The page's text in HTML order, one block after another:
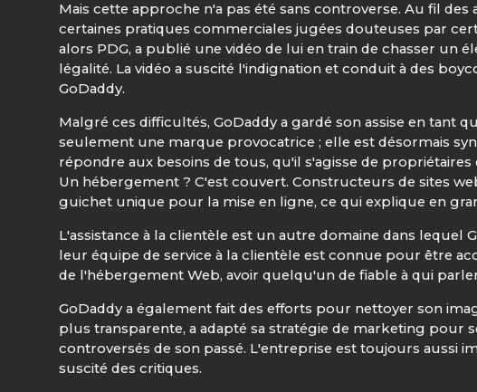
Mais cette approche n'a pas été sans controverse. Au fil
certaines pratiques commerciales jugées douteuses par
alors PDG, a publié une vidéo de lui en train de chasser un
légalité. La vidéo a suscité l'indignation et conduit à des
GoDaddy.
Malgré ces difficultés, GoDaddy a gardé son assise en tant
seulement une marque provocatrice ; elle est désormais
répondre aux besoins de tous, qu'il s'agisse de
Un hébergement ? C'est couvert. Constructeurs de sites
guichet unique pour la mise en ligne, ce qui explique en
L'assistance à la clientèle est un autre domaine dans
leur équipe de service à la clientèle est connue pour être
de l'hébergement Web, avoir quelqu'un de fiable à qui
GoDaddy a également fait des efforts pour nettoyer son
plus transparente, a adapté sa stratégie de marketing pour
controversés de son passé. L'entreprise est toujours aussi
suscité des critiques.